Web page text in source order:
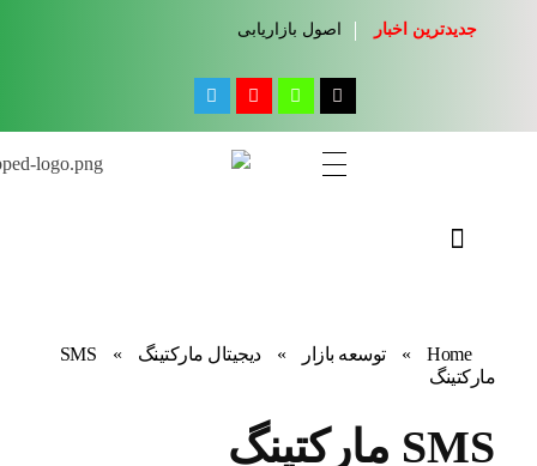
جدیدترین اخبار اصول بازاریابی
Home
» توسعه بازار » دیجیتال مارکتینگ »
SMS
مارکتینگ
SMS مارکتینگ